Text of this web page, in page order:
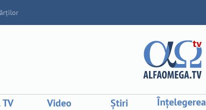
Video Știri
Înțelegerea